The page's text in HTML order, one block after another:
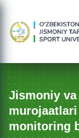
Jismoniy
monitoring